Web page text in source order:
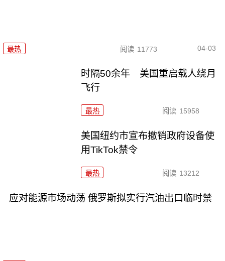
最热 阅读 11773 04-03
时隔50余年 美国重启载人绕月
飞行
最热 阅读 15958
美国纽约市宣布撤销政府设备使
用TikTok禁令
最热 阅读 13212
应对能源市场动荡 俄罗斯拟实行汽油出口临时禁